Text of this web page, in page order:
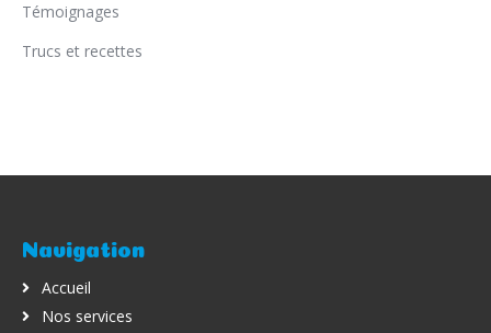
Témoignages
Trucs et recettes
Navigation
Accueil
Nos services